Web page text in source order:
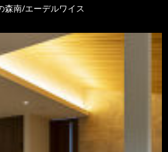
森南/エーデルワイス